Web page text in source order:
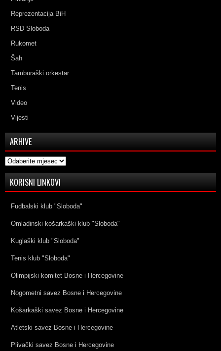
Reprezentacija BiH
RSD Sloboda
Rukomet
Šah
Tamburaški orkestar
Tenis
Video
Vijesti
ARHIVE
Arhive
KORISNI LINKOVI
Fudbalski klub "Sloboda"
Omladinski košarkaški klub "Sloboda"
Kuglaški klub "Sloboda"
Tenis klub "Sloboda"
Olimpijski komitet Bosne i Hercegovine
Nogometni savez Bosne i Hercegovine
Košarkaški savez Bosne i Hercegovine
Atletski savez Bosne i Hercegovine
Plivački savez Bosne i Hercegovine